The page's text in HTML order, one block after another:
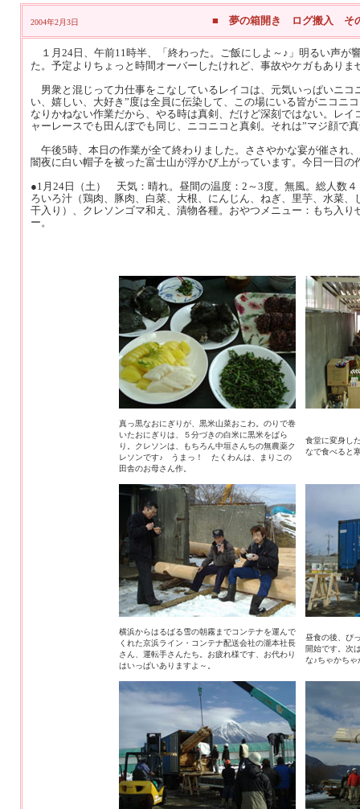
2004年2月3日 ■ 夢の箱開き ログ搬入 そ
１月24日、午前11時半、「終わった。ご飯にしよ～♪」明るい声
た。予定よりちょっと時間オーバーしたけれど、事故やケガもありま
男衆と混じって力仕事をこなしているレイコは、元気いっぱいニ
い、嬉しい、大好き”度は全員に伝染して、この場にいる皆がニコニ
なりかねない作業だから、やる時は真剣、だけど深刻ではない。レ
ャーレースでも田んぼでも同じ、ニコニコと真剣。それは”マジ顔で
午後5時、本日の作業が全て終わりました。ささやかな宴が催され
闇夜に白い帽子を被った富士山が浮かび上がっています。今日一日
●1月24日（土） 天気：晴れ。昼間の温度：2～3度。無風。総人数
ろいろ汁（鶏肉、豚肉、白菜、大根、にんじん、ねぎ、里芋、水菜
干入り）、クレソンゴマ和え、漬物各種。おやつメニュー：もち入
ー。
真っ黒なおにぎりが、黒米山菜おこわ。のりで巻
いたおにぎりは、５分づきの白米に黒米をぱら
り。クレソンは、もちろん中垣さんちの無農薬ク
レソンです♪ うまっ！ たくわんは、まりこの
田舎のお母さん作。
食堂に変身し
なで食べると
横浜からはるばる雪の朝霧までコンテナを運んで
くれた京浜ライン・コンテナ配送会社の瀧本社長
さん、運転手さんたち。お疲れ様です、お代わり
はいっぱいありますよ～。
昼食の後、ぴ
開始です。次
な♪ちゃかちゃ